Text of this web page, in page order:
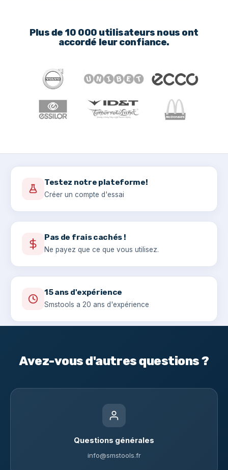
Plus de 10 000 utilisateurs nous ont
accordé leur confiance.
Testez notre plateforme!
Créer un compte d'essai
Pas de frais cachés !
Ne payez que ce que vous utilisez.
15 ans d'expérience
Smstools a 20 ans d'expérience
Avez-vous d'autres questions ?
Questions générales
info@smstools.fr